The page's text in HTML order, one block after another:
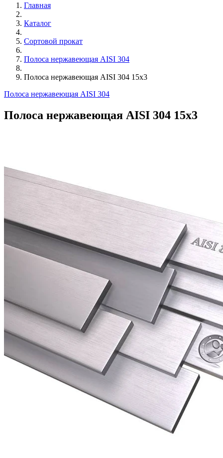
Главная
Каталог
Сортовой прокат
Полоса нержавеющая AISI 304
Полоса нержавеющая AISI 304 15х3
Полоса нержавеющая AISI 304
Полоса нержавеющая AISI 304 15х3